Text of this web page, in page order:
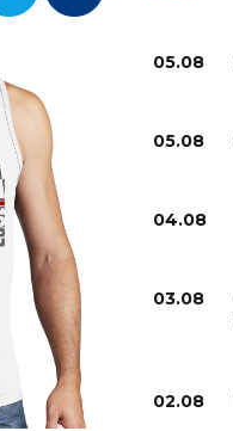
05.08
05.08
04.08
03.08
02.08